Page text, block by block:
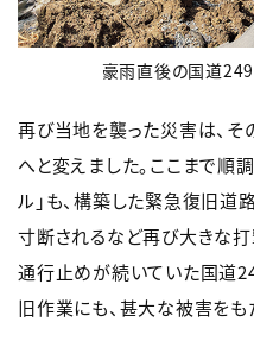
豪雨直後の国道249
再び当地を襲った災害は、
へと変えました。ここまで順
ル」も、構築した緊急復旧
寸断されるなど再び大きな打
通行止めが続いていた国道
旧作業にも、甚大な被害をも